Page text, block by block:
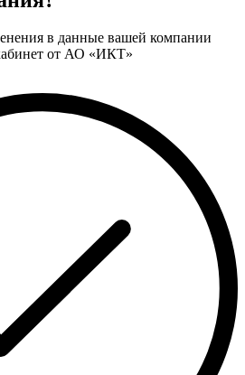
в данные вашей компании
от АО «ИКТ»